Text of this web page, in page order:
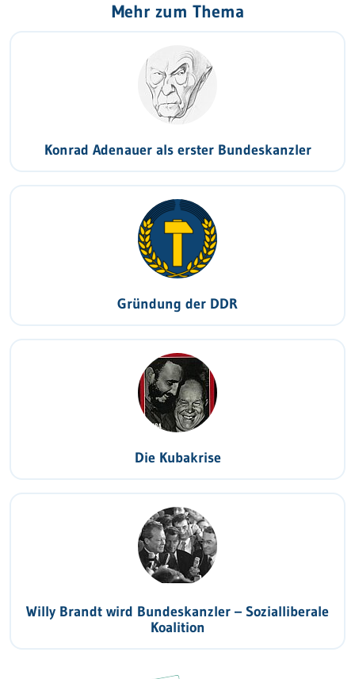
Mehr zum Thema
Konrad Adenauer als erster Bundeskanzler
Gründung der DDR
Die Kubakrise
Willy Brandt wird Bundeskanzler – Sozialliberale
Koalition